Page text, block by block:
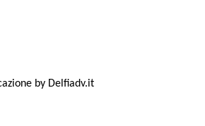
by Delfiadv.it